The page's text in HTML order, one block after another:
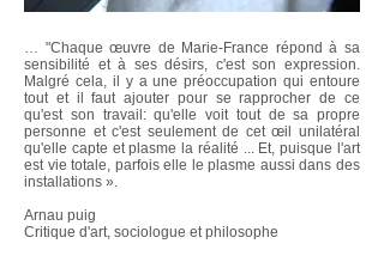
… "Chaque œuvre de Marie-France répond à sa
sensibilité et à ses désirs, c'est son expression.
Malgré cela, il y a une préoccupation qui entoure
tout et il faut ajouter pour se rapprocher de ce
qu'est son travail: qu'elle voit tout de sa propre
personne et c'est seulement de cet œil unilatéral
qu'elle capte et plasme la réalité ... Et, puisque l'art
est vie totale, parfois elle le plasme aussi dans des
installations ».
Arnau puig
Critique d'art, sociologue et philosophe